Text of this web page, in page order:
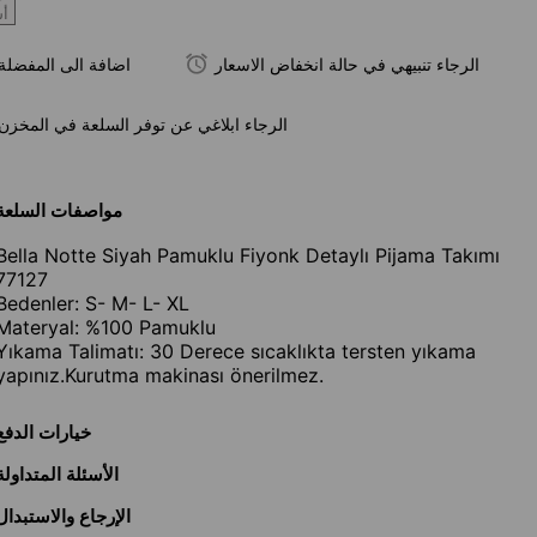
اضافة الى الرجاء تنبيهي في حالة انخفاض الاسعار
الرجاء ابلاغي عن توفر السلعة في
مواصفات
Notte Siyah Pamuklu Fiyonk Detaylı Pijama Takımı
S- M- L- XL
%100 Pamuklu
Talimatı: 30 Derece sıcaklıkta tersten yıkama
makinası önerilmez.
خيارات
الأسئلة
الإرجاع